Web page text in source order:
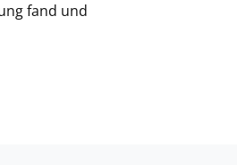
fand und